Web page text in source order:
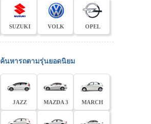
SUZUKI VOLK OPEL
ค้นหารถตามรุ่นยอดนิยม
JAZZ MAZDA 3 MARCH